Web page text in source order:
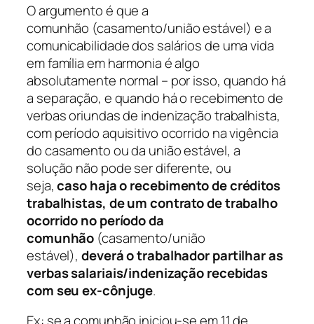
O argumento é quea
comunhão (casamento/união estável) e a
comunicabilidade dos salários de uma vida
em família em harmonia é algo
absolutamente normal – por isso, quando há
a separação, e quando há o recebimento de
verbas oriundas de indenização trabalhista,
com período aquisitivo ocorrido na vigência
do casamento ou da união estável, a
solução não pode ser diferente, ou
seja,caso haja o recebimento de créditos
trabalhistas, de um contrato de trabalho
ocorrido no período da
comunhão (casamento/união
estável),deverá o trabalhador partilhar as
verbas salariais/indenização recebidas
com seu ex-cônjuge.